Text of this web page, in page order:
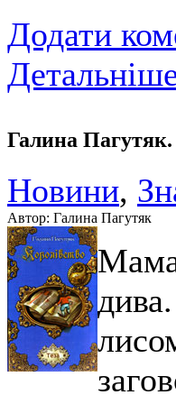
Додати
Галина Пагутяк.
Новини,
Автор: Галина Пагутяк
Мама